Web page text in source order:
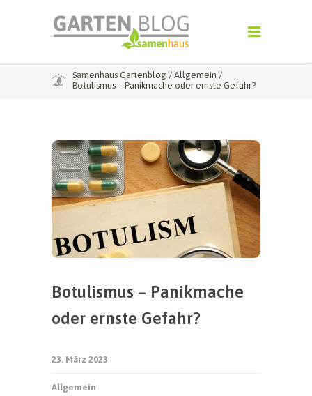
Samenhaus Gartenblog / Allgemein /
Botulismus – Panikmache oder ernste Gefahr?
Botulismus – Panikmache
oder ernste Gefahr?
23. März 2023
Allgemein